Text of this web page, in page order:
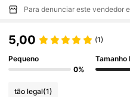
Para denunciar este vendedor
5,00 (1)
Pequeno
0%
Tamanho
tão legal(1)